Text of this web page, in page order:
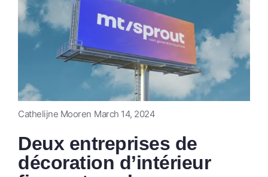
Cathelijne Mooren March 14, 2024
Deux entreprises de
décoration d’intérieur